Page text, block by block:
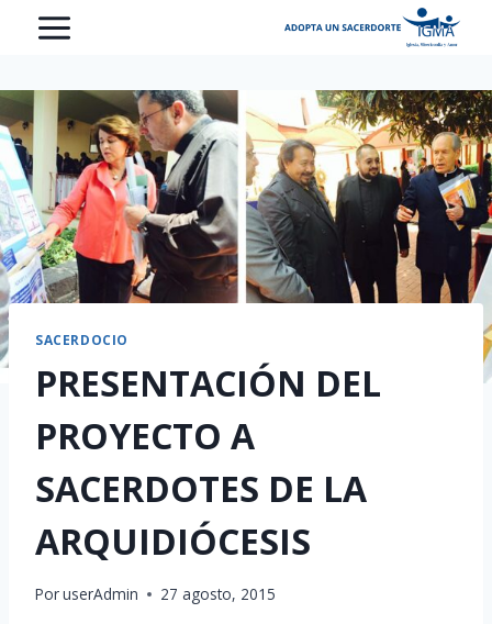
Saltar
SACERDOCIO
PRESENTACIÓN DEL
PROYECTO A
SACERDOTES DE LA
ARQUIDIÓCESIS
PoruserAdmin 27 agosto, 2015